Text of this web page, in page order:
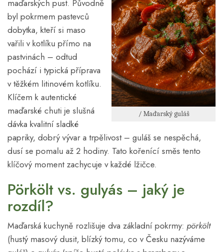
/ Maďarský guláš
maďarských pust. Původně
byl pokrmem pastevců
dobytka, kteří si maso
vařili v kotlíku přímo na
pastvinách – odtud
pochází i typická příprava
v těžkém litinovém kotlíku.
Klíčem k autentické
maďarské chuti je slušná
dávka kvalitní sladké
papriky, dobrý vývar a trpělivost – guláš se nespěchá,
dusí se pomalu až 2 hodiny. Tato kořenící směs tento
klíčový moment zachycuje v každé lžičce.
Pörkölt vs. gulyás – jaký je
rozdíl?
Maďarská kuchyně rozlišuje dva základní pokrmy: pörkölt
(hustý masový dusit, blízký tomu, co v Česku nazýváme